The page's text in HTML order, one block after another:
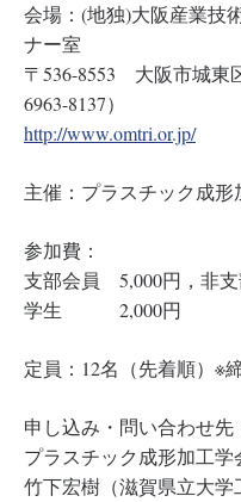
会場：(地独)大阪産業技
ナー室
〒536-8553 大阪市城東
6963-8137）
http://www.omtri.or.jp/
主催：プラスチック成
参加費：
支部会員 5,000円，非支
学生 2,000円
定員：12名（先着順）※
申し込み・問い合わせ先
プラスチック成形加工
竹下宏樹（滋賀県立大学